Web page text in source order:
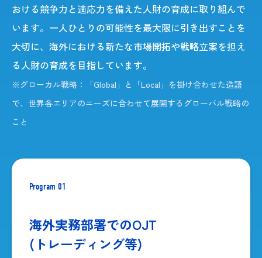
おける競争力と適応力を備えた人財の育成に取り組んで
います。一人ひとりの可能性を最大限に引き出すことを
大切に、海外における新たな市場開拓や戦略立案を担え
る人財の育成を目指しています。
※グローカル戦略：「Global」と「Local」を掛け合わせた造語
で、世界各エリアのニーズに合わせて展開するグローバル戦略の
こと
Program 01
海外実務部署でのOJT
(トレーディング等)